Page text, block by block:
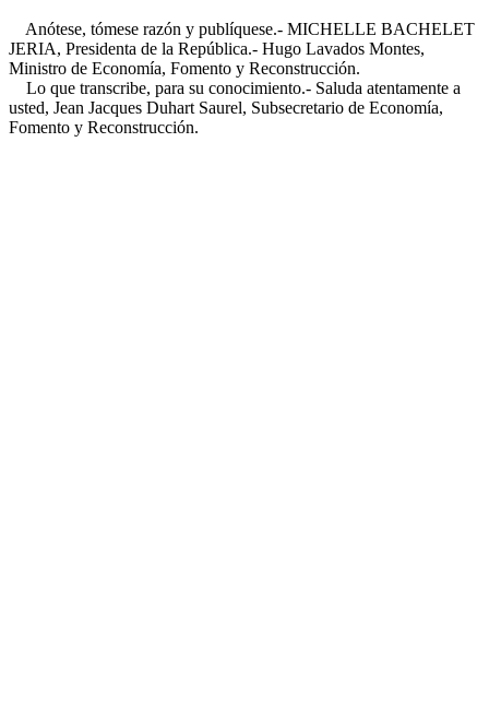
Anótese, tómese razón y publíquese.- MICHELLE BACHELET
JERIA, Presidenta de la República.- Hugo Lavados Montes,
Ministro de Economía, Fomento y Reconstrucción.
Lo que transcribe, para su conocimiento.- Saluda atentamente a
usted, Jean Jacques Duhart Saurel, Subsecretario de Economía,
Fomento y Reconstrucción.